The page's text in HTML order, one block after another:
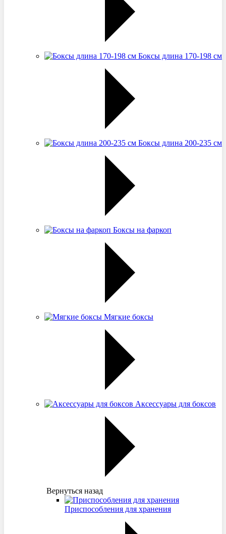
Боксы длина 170-198 см
Боксы длина 200-235 см
Боксы на фаркоп
Мягкие боксы
Аксессуары для боксов
Вернуться назад
Приспособления для хранения